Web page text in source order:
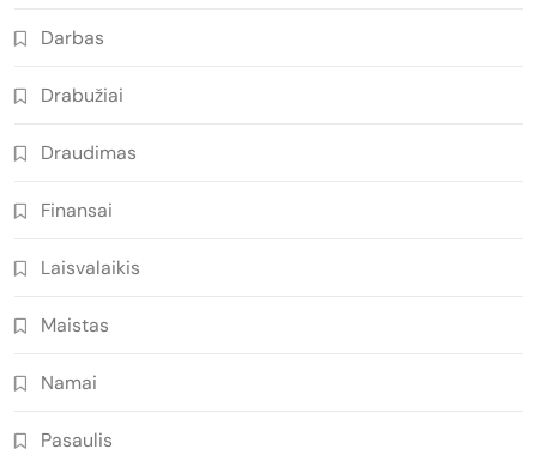
Darbas
Drabužiai
Draudimas
Finansai
Laisvalaikis
Maistas
Namai
Pasaulis